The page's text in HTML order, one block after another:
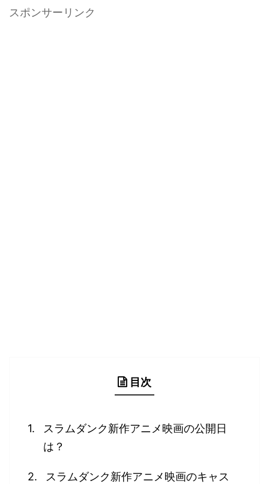
スポンサーリンク
目次
スラムダンク新作アニメ映画の公開日
は？
スラムダンク新作アニメ映画のキャス